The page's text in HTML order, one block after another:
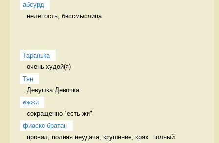
абсурд
нелепость, бессмыслица
Таранька
очень худой(я)
Тян
Девушка Девочка
ежжи
сокращенно "есть жи"
фиаско братан
провал, полная неудача, крушение, крах  полный